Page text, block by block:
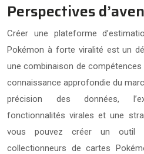
Perspectives
Créer une plateforme
Pokémon à forte viralité est un
une combinaison de
connaissance approfondie du
précision des données,
fonctionnalités virales et une
vous pouvez créer un
collectionneurs de cartes